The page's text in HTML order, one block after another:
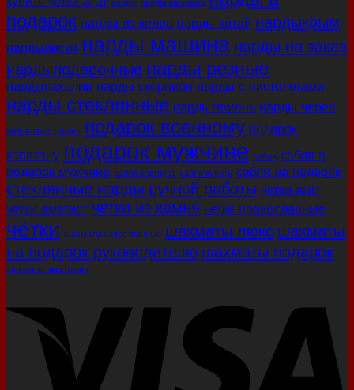
нарды нарды авангард
подарок нарды из кедра нарды китай нардыкрым
нардылиски нарды машина нарды на заказ
нардыподарочные нарды резные
нардысахалин нарды скорпион нарды с пистолетами
нарды стеклянные нардытюмень нарды череп
нож золото палаш подарок военному подарок
капитану подарок мужчине сабля сабля в
подарок мужчине сабля златоуст сабля купить сабля на подарок
стеклянные нарды ручной работы четки агат
четки аметист четки из камня четки православные
чётки шахматы качественные шахматы люкс шахматы
на подарок руководителю шахматы подарок
шахматы эксклюзив